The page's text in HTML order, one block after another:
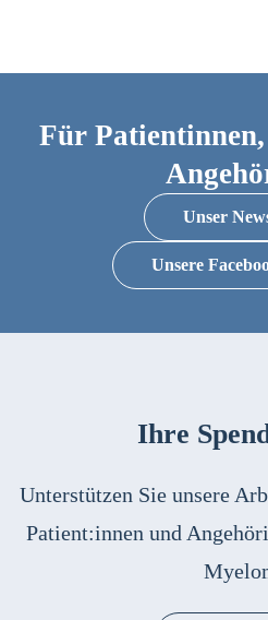
Für
Unser
Unsere
Ihre
Unterstützen Sie unsere
Patient:innen und